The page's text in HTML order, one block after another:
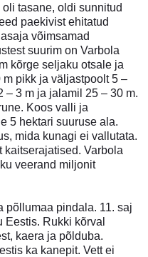
tasane, oldi sunnitud
paekivist ehitatud
võimsamad
suurim on Varbola
kõrge seljaku otsale ja
pikk ja väljastpoolt 5 –
– 3 m ja jalamil 25 – 30 m.
Koos valli ja
5 hektari suuruse ala.
mida kunagi ei vallutata.
kaitserajatised. Varbola
veerand miljonit
põllumaa pindala. 11. saj
Rukki kõrval
kaera ja põlduba.
ka kanepit. Vett ei